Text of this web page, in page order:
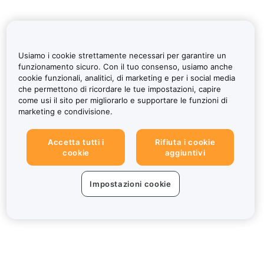
Usiamo i cookie strettamente necessari per garantire un
funzionamento sicuro. Con il tuo consenso, usiamo anche
cookie funzionali, analitici, di marketing e per i social media
che permettono di ricordare le tue impostazioni, capire
come usi il sito per migliorarlo e supportare le funzioni di
marketing e condivisione.
Accetta tutti i
cookie
Rifiuta i cookie
aggiuntivi
Impostazioni cookie